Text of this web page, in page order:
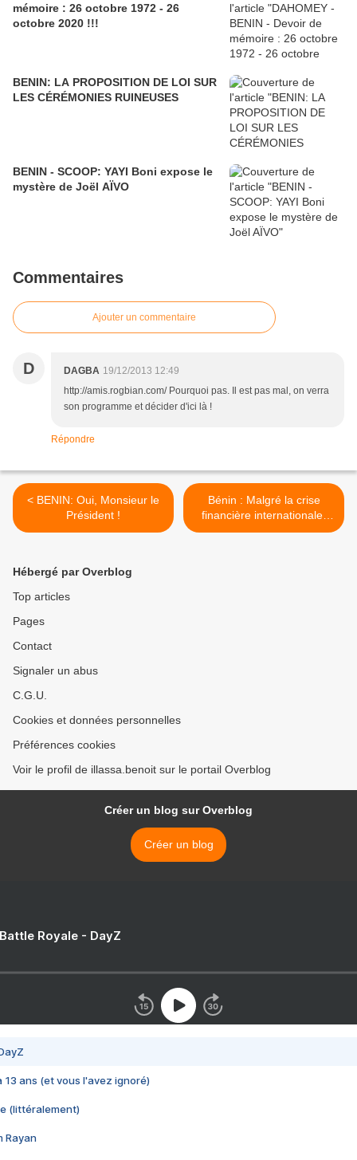
mémoire : 26 octobre 1972 - 26
octobre 2020 !!!
BENIN: LA PROPOSITION DE LOI SUR
LES CÉRÉMONIES RUINEUSES
BENIN - SCOOP: YAYI Boni expose le
mystère de Joël AÏVO
Commentaires
Ajouter un commentaire
D DAGBA 19/12/2013 12:49
http://amis.rogbian.com/ Pourquoi pas. Il est pas mal, on verra
son programme et décider d'ici là !
Répondre
< BENIN: Oui, Monsieur le
Président !
Bénin : Malgré la crise
financière internationale,
CDPA de Jean Baptiste
Hébergé par Overblog
Top articles
Pages
Contact
Signaler un abus
C.G.U.
Cookies et données personnelles
Préférences cookies
Voir le profil de illassa.benoit sur le portail Overblog
Créer un blog sur Overblog
Créer un blog
Royale - DayZ
13 ans (et vous l'avez ignoré)
(littéralement)
Rayan